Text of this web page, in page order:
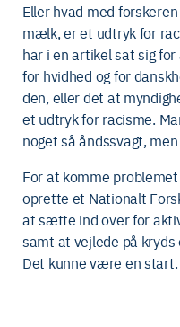
Eller hvad med
mælk, er et udtryk for
har i en artikel sat sig
for hvidhed og for
den, eller det at
et udtryk for racisme.
noget så åndssvagt,
For at komme
oprette et Nationalt
at sætte ind over for
samt at vejlede på
Det kunne være en start.